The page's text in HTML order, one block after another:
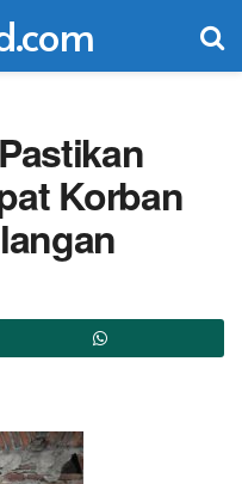
Korban